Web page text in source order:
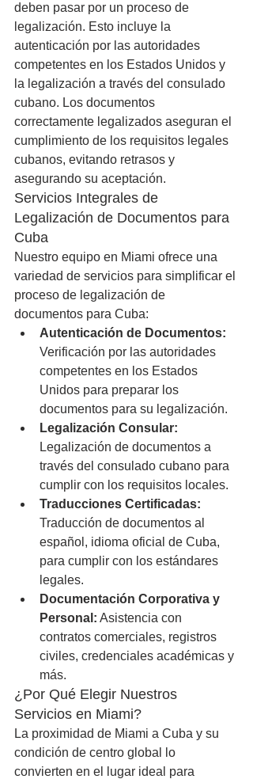
deben pasar por un proceso de
legalización. Esto incluye la
autenticación por las autoridades
competentes en los Estados Unidos y
la legalización a través del consulado
cubano. Los documentos
correctamente legalizados aseguran el
cumplimiento de los requisitos legales
cubanos, evitando retrasos y
asegurando su aceptación.
Servicios Integrales de
Legalización de Documentos para
Cuba
Nuestro equipo en Miami ofrece una
variedad de servicios para simplificar el
proceso de legalización de
documentos para Cuba:
Autenticación de Documentos:
Verificación por las autoridades
competentes en los Estados
Unidos para preparar los
documentos para su legalización.
Legalización Consular:
Legalización de documentos a
través del consulado cubano para
cumplir con los requisitos locales.
Traducciones Certificadas:
Traducción de documentos al
español, idioma oficial de Cuba,
para cumplir con los estándares
legales.
Documentación Corporativa y
Personal: Asistencia con
contratos comerciales, registros
civiles, credenciales académicas y
más.
¿Por Qué Elegir Nuestros
Servicios en Miami?
La proximidad de Miami a Cuba y su
condición de centro global lo
convierten en el lugar ideal para